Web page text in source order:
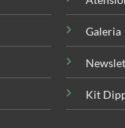
Galeria
Kit